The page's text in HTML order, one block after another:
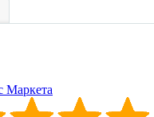
Маркета